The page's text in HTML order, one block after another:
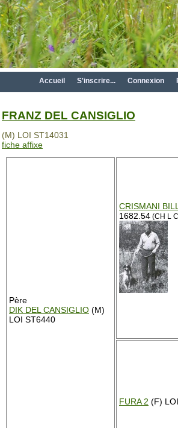
Accueil S'inscrire... Connexion
FRANZ DEL CANSIGLIO
(M) LOI ST14031
fiche affixe
Père
DIK DEL CANSIGLIO (M)
LOI ST6440
CRISMANI BILL
1682.54 (CH L
FURA 2 (F)